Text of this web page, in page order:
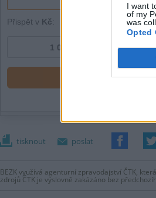
I want
of my
was
Opted
tisknout poslat
BEZK využívá agenturní zpravodajství ČTK,
zdrojů ČTK je výslovně zakázáno bez